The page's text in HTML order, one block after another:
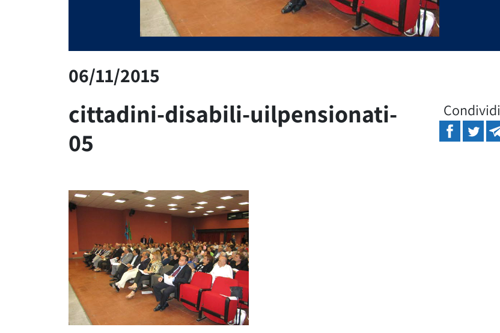
06/11/2015
cittadini-disabili-uilpensionati-
05
Condividi